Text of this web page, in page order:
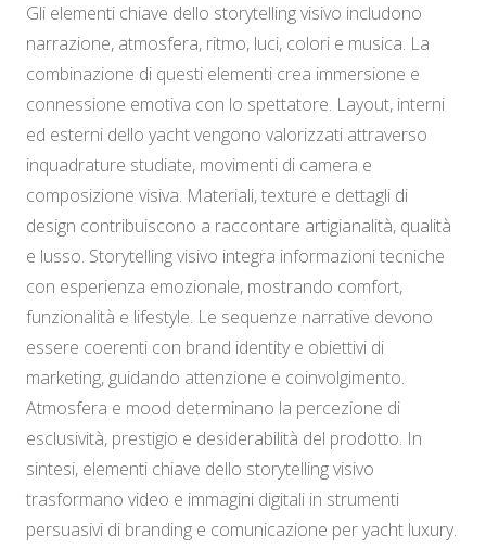
Gli elementi chiave dello storytelling visivo includono
narrazione, atmosfera, ritmo, luci, colori e musica. La
combinazione di questi elementi crea immersione e
connessione emotiva con lo spettatore. Layout, interni
ed esterni dello yacht vengono valorizzati attraverso
inquadrature studiate, movimenti di camera e
composizione visiva. Materiali, texture e dettagli di
design contribuiscono a raccontare artigianalità, qualità
e lusso. Storytelling visivo integra informazioni tecniche
con esperienza emozionale, mostrando comfort,
funzionalità e lifestyle. Le sequenze narrative devono
essere coerenti con brand identity e obiettivi di
marketing, guidando attenzione e coinvolgimento.
Atmosfera e mood determinano la percezione di
esclusività, prestigio e desiderabilità del prodotto. In
sintesi, elementi chiave dello storytelling visivo
trasformano video e immagini digitali in strumenti
persuasivi di branding e comunicazione per yacht luxury.